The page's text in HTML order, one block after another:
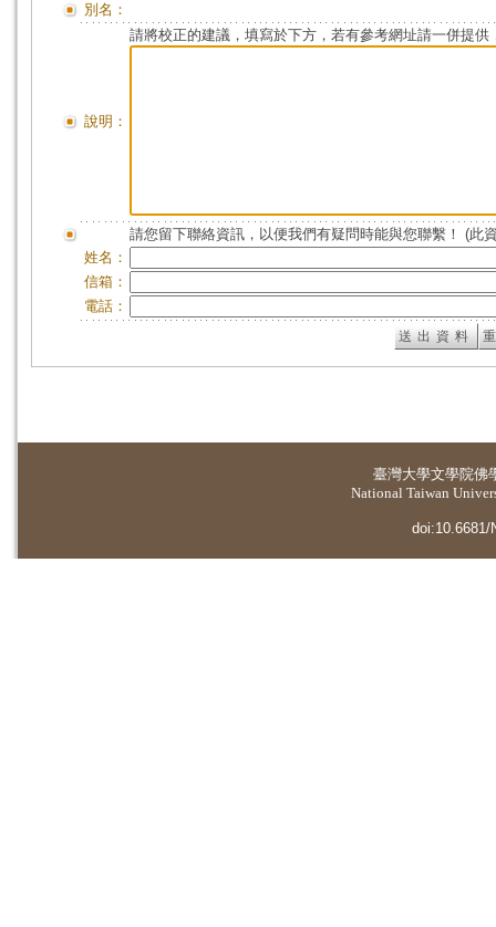
別名：
說明：
請將校正的建議，填寫於下方，若有參考網址請一併提供
請您留下聯絡資訊，以便我們有疑問時能與您聯繫！ (此
姓名：
信箱：
電話：
臺灣大學文學院佛
National Taiwan
doi:10.6681/